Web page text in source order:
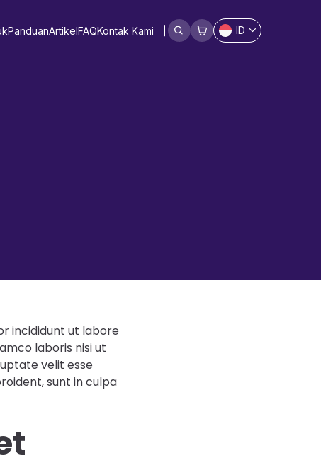
PanduanArtikelFAQKontak Kami ID
incididunt ut labore
laboris nisi ut
velit esse
sunt in culpa